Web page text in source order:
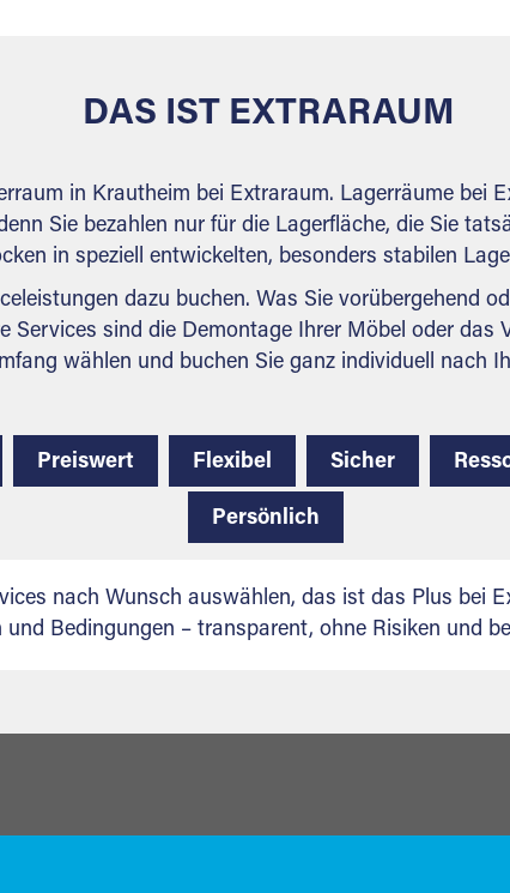
weiteren Fragen, die Sie haben.
DAS IST EXTRARAUM
in Krautheim bei Extraraum. Lagerräume bei
Sie bezahlen nur für die Lagerfläche, die Sie
in speziell entwickelten, besonders stabilen
dazu buchen. Was Sie vorübergehend
Services sind die Demontage Ihrer Möbel oder das
wählen und buchen Sie ganz individuell nach
Preiswert Flexibel Sicher
Persönlich
nach Wunsch auswählen, das ist das Plus bei
und Bedingungen – transparent, ohne Risiken und